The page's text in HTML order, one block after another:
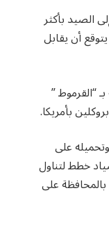
الصيد بأكثر
أن يقابل
“القرموط ”
على
خطط لتناول
على